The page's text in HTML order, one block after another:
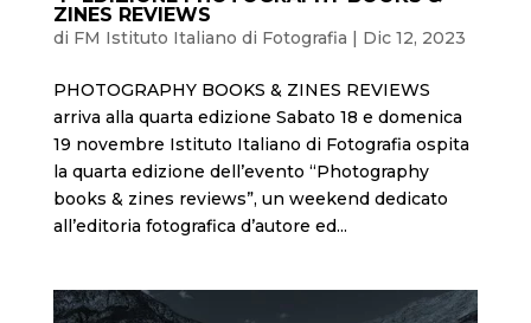
ZINES REVIEWS
di FM Istituto Italiano di Fotografia Dic 12, 2023
PHOTOGRAPHY BOOKS & ZINES REVIEWS
arriva alla quarta edizione Sabato 18 e domenica
19 novembre Istituto Italiano di Fotografia ospita
la quarta edizione dell’evento “Photography
books & zines reviews”, un weekend dedicato
all’editoria fotografica d’autore ed...